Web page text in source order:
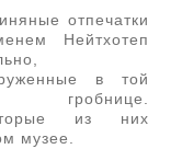
отпечатки
Нейтхотеп
в той
из них
музее.